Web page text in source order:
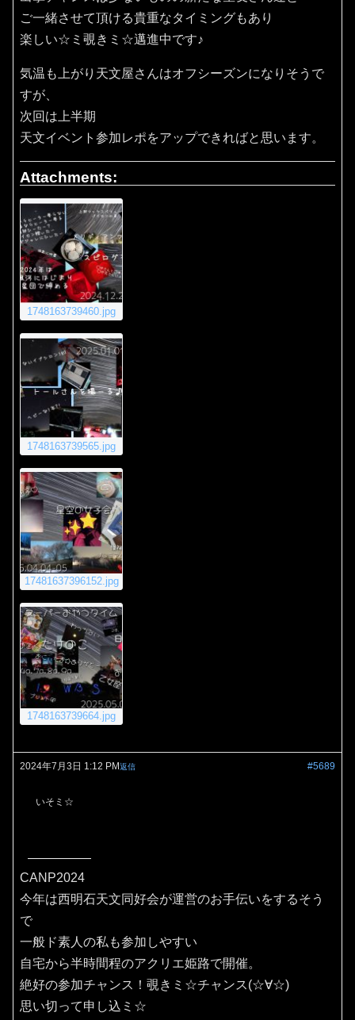
ご一緒させて頂ける貴重なタイミングもあり
楽しい☆ミ覗きミ☆邁進中です♪
気温も上がり天文屋さんはオフシーズンになりそうで
すが、
次回は上半期
天文イベント参加レポをアップできればと思います。
Attachments:
1748163739460.jpg
1748163739565.jpg
17481637396152.jpg
1748163739664.jpg
2024年7月3日 1:12 PM #5689
返信
いそミ☆
CANP2024
今年は西明石天文同好会が運営のお手伝いをするそう
で
一般ド素人の私も参加しやすい
自宅から半時間程のアクリエ姫路で開催。
絶好の参加チャンス！覗きミ☆チャンス(⁠☆⁠∀☆⁠)
思い切って申し込ミ☆